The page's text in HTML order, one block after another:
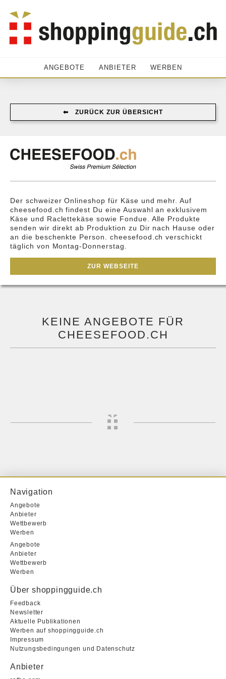
ANGEBOTE ANBIETER WERBEN
⬅︎ ZURÜCK ZUR ÜBERSICHT
Der schweizer Onlineshop für Käse und mehr. Auf
cheesefood.ch findest Du eine Auswahl an exklusivem
Käse und Raclettekäse sowie Fondue. Alle Produkte
senden wir direkt ab Produktion zu Dir nach Hause oder
an die beschenkte Person. cheesefood.ch verschickt
täglich von Montag-Donnerstag.
ZUR WEBSEITE
KEINE ANGEBOTE FÜR
CHEESEFOOD.CH
Navigation
Angebote
Anbieter
Wettbewerb
Werben
Angebote
Anbieter
Wettbewerb
Werben
Über shoppingguide.ch
Feedback
Newsletter
Aktuelle Publikationen
Werben auf shoppingguide.ch
Impressum
Nutzungsbedingungen und Datenschutz
Anbieter